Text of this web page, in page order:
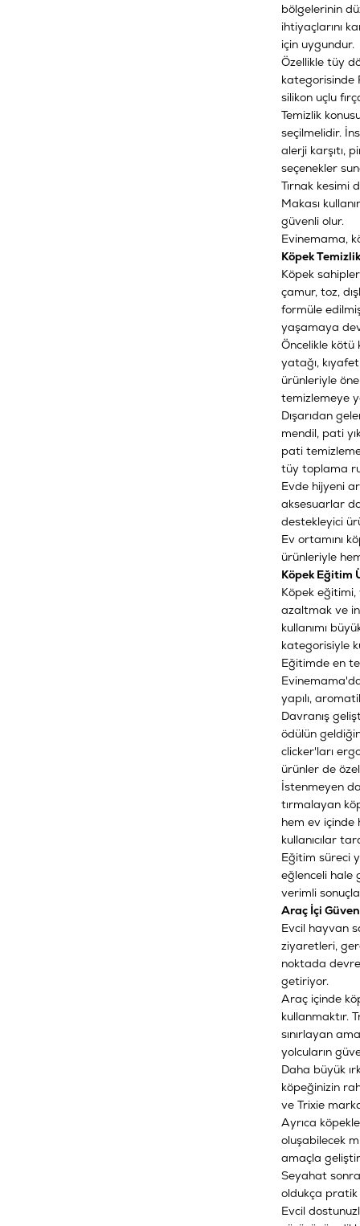
bölgelerinin
ihtiyaçlarını
için uygundur.
Özellikle tüy
kategorisinde
silikon uçlu
Temizlik
seçilmelidir.
alerji karşıtı,
seçenekler
Tırnak kesimi
Makası
güvenli olur.
Evinemama,
Köpek
Köpek
çamur, toz,
formüle
yaşamaya
Öncelikle kötü
yatağı,
ürünleriyle
temizlemeye
Dışarıdan
mendil, pati
pati
tüy toplama
Evde hijyeni
aksesuarlar
destekleyici
Ev ortamını
ürünleriyle
Köpek Eğitim
Köpek
azaltmak ve
kullanımı
kategorisiyle
Eğitimde en
yapılı,
Davranış
ödülün
clicker'ları
ürünler de
İstenmeyen
tırmalayan
hem ev içinde
kullanıcılar
Eğitim süreci
eğlenceli hale
verimli
Araç İçi
Evcil hayvan
ziyaretleri,
noktada
getiriyor.
Araç içinde
kullanmaktır.
sınırlayan
yolcuların
Daha büyük
köpeğinizin
ve Trixie
Ayrıca
oluşabilecek
amaçla
Seyahat
oldukça pratik
Evcil